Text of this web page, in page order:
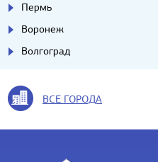
Пермь
Воронеж
Волгоград
ВСЕ ГОРОДА